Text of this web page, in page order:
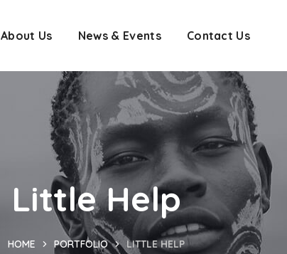
About Us News & Events Contact Us
Little Help
HOME PORTFOLIO LITTLE HELP